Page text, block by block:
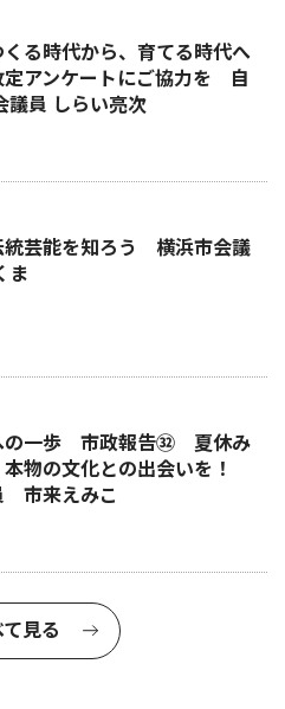
る時代から、育てる時代へ
アンケートにご協力を 自
議員 しらい亮次
芸能を知ろう 横浜市会議
ま
の一歩 市政報告㉜ 夏休み
本物の文化との出会いを！
市来えみこ
て見る